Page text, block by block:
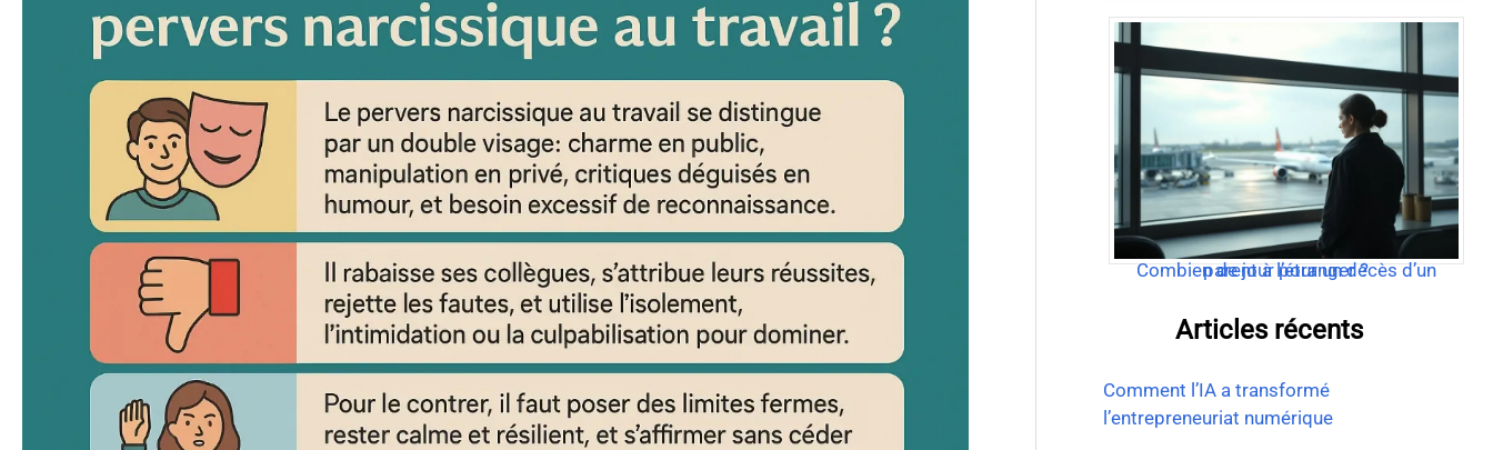
Combien de jour pour un décès d’un parent à l’étranger ?
Articles récents
Comment l’IA a transformé
l’entrepreneuriat numérique